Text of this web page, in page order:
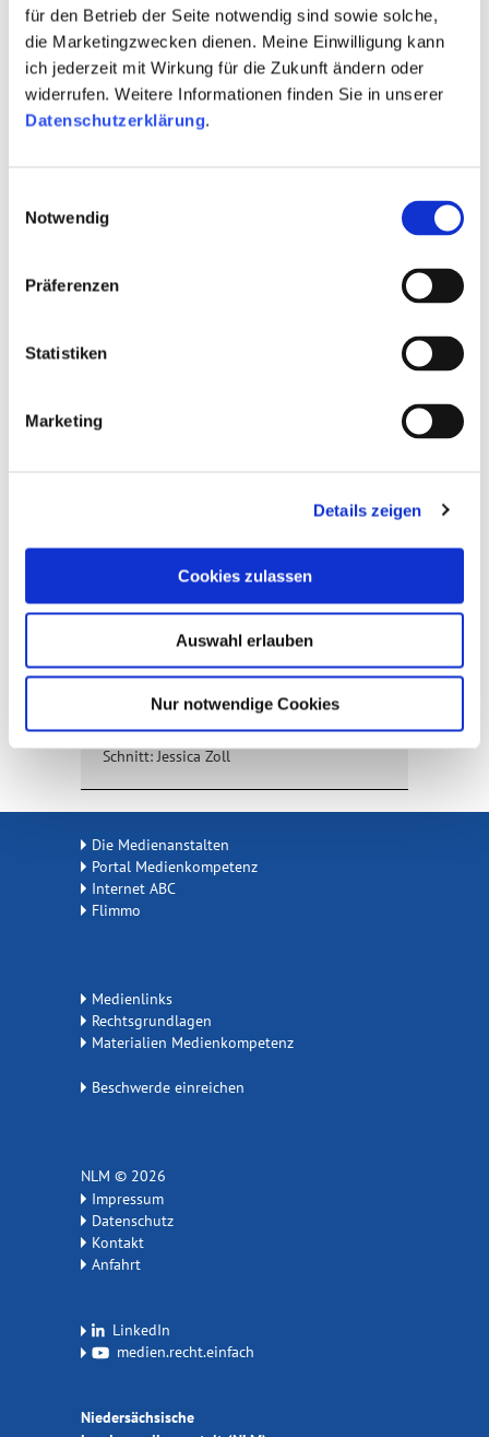
für den Betrieb der Seite notwendig sind sowie solche,
die Marketingzwecken dienen. Meine Einwilligung kann
ich jederzeit mit Wirkung für die Zukunft ändern oder
widerrufen. Weitere Informationen finden Sie in unserer
Datenschutzerklärung.
Notwendig
Präferenzen
Statistiken
Marketing
Details zeigen
Cookies zulassen
Auswahl erlauben
Nur notwendige Cookies
Fernsehbeitrag "Obststickersammler"
(Sat.1 Regional)
Kamera: Oliver Vollmering
Schnitt: Jessica Zoll
Die Medienanstalten
Portal Medienkompetenz
Internet ABC
Flimmo
Medienlinks
Rechtsgrundlagen
Materialien Medienkompetenz
Beschwerde einreichen
NLM © 2026
Impressum
Datenschutz
Kontakt
Anfahrt
LinkedIn
medien.recht.einfach
Niedersächsische